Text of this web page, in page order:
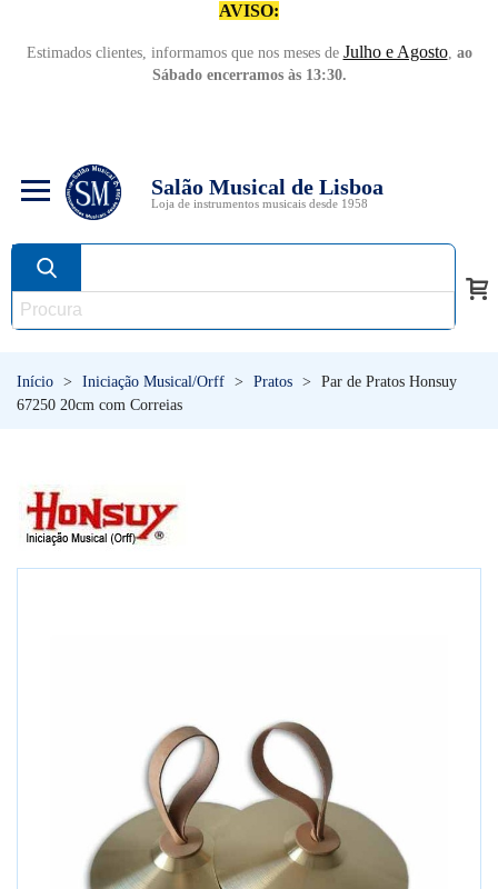
AVISO:
Estimados clientes, informamos que nos meses de Julho e Agosto, ao
Sábado encerramos às 13:30.
Salão Musical de Lisboa
Loja de instrumentos musicais desde 1958
Início > Iniciação Musical/Orff > Pratos >
Par de Pratos Honsuy
67250 20cm com Correias